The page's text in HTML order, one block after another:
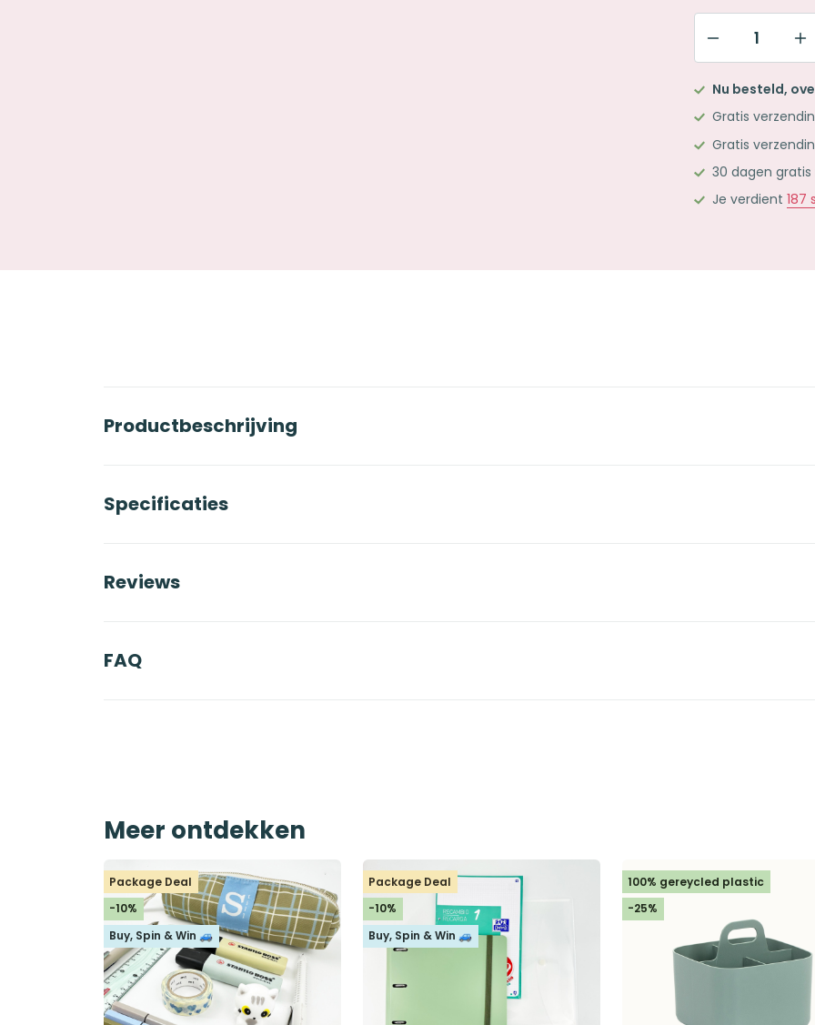
&
Flashcards
Groen
aantal
Nu besteld,
Gratis
Gratis
30 dagen
Je verdient187
Productbeschrijving
Specificaties
Reviews
FAQ
Meer ontdekken
Package Deal
-10%
Buy, Spin & Win 🚙
Package Deal
-10%
Buy, Spin & Win 🚙
100% gereycled plastic
-25%